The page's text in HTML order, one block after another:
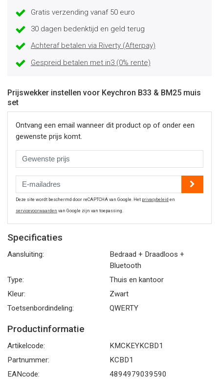
Gratis verzending vanaf 50 euro
30 dagen bedenktijd en geld terug
Achteraf betalen via Riverty (Afterpay)
Gespreid betalen met in3 (0% rente)
Prijswekker instellen voor Keychron B33 & BM25 muis
set
Ontvang een email wanneer dit product op of onder een
gewenste prijs komt.
Deze site wordt beschermd door reCAPTCHA van Google. Het privacybeleid en
servicevoorwaarden van Google zijn van toepassing.
Specificaties
Aansluiting:
Bedraad + Draadloos +
Bluetooth
Type:
Thuis en kantoor
Kleur:
Zwart
Toetsenbordindeling:
QWERTY
Productinformatie
Artikelcode:
KMCKEYKCBD1
Partnummer:
KCBD1
EANcode:
4894979039590